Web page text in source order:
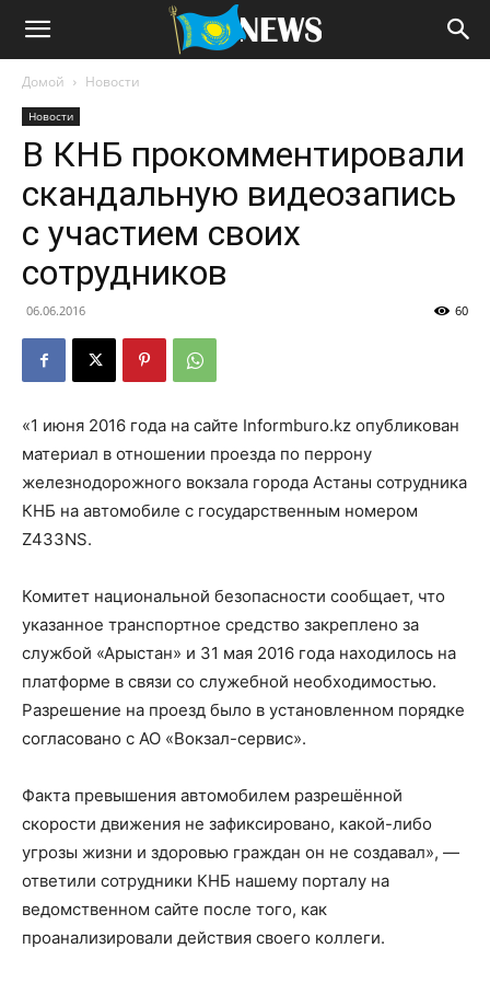
Домой Новости
Новости
В КНБ прокомментировали
скандальную видеозапись
с участием своих
сотрудников
06.06.2016 60
«1 июня 2016 года на сайте Informburo.kz опубликован
материал в отношении проезда по перрону
железнодорожного вокзала города Астаны сотрудника
КНБ на автомобиле с государственным номером
Z433NS.
Комитет национальной безопасности сообщает, что
указанное транспортное средство закреплено за
службой «Арыстан» и 31 мая 2016 года находилось на
платформе в связи со служебной необходимостью.
Разрешение на проезд было в установленном порядке
согласовано с АО «Вокзал-сервис».
Факта превышения автомобилем разрешённой
скорости движения не зафиксировано, какой-либо
угрозы жизни и здоровью граждан он не создавал», —
ответили сотрудники КНБ нашему порталу на
ведомственном сайте после того, как
проанализировали действия своего коллеги.